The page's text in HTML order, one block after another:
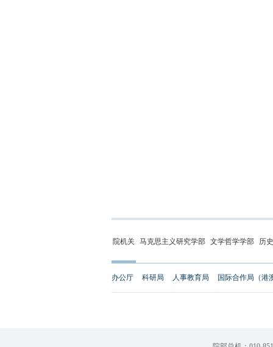
院机关 马克思主义研究学部 文学哲学学部 历
办公厅 科研局 人事教育局 国际合作局（港